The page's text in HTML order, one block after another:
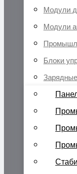
Модули
Модули
Блоки